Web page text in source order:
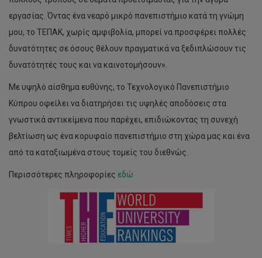
εργασίας. Όντας ένα νεαρό μικρό πανεπιστήμιο κατά τη γνώμη
μου, το ΤΕΠΑΚ, χωρίς αμφιβολία, μπορεί να προσφέρει πολλές
δυνατότητες σε όσους θέλουν πραγματικά να ξεδιπλώσουν τις
δυνατότητές τους και να καινοτομήσουν».
Με υψηλό αίσθημα ευθύνης, το Τεχνολογικό Πανεπιστήμιο
Κύπρου οφείλει να διατηρήσει τις υψηλές αποδόσεις στα
γνωστικά αντικείμενα που παρέχει, επιδιώκοντας τη συνεχή
βελτίωση ως ένα κορυφαίο πανεπιστήμιο στη χώρα μας και ένα
από τα καταξιωμένα στους τομείς του διεθνώς.
Περισσότερες πληροφορίες εδώ
Διάλεξη
Δρ
Δημήτρη
Νανόπουλου
Προς
έναν